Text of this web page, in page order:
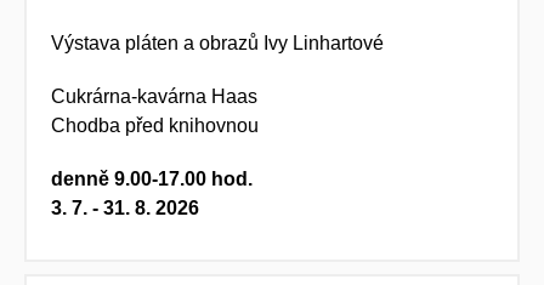
Výstava pláten a obrazů Ivy Linhartové
Cukrárna-kavárna Haas
Chodba před knihovnou
denně 9.00-17.00 hod.
3. 7. - 31. 8. 2026